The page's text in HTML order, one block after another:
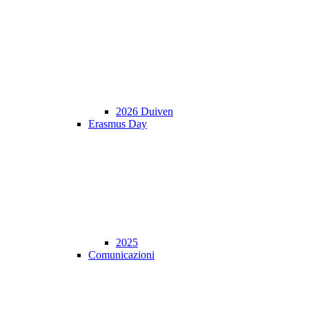
2026 Duiven
Erasmus Day
2025
Comunicazioni